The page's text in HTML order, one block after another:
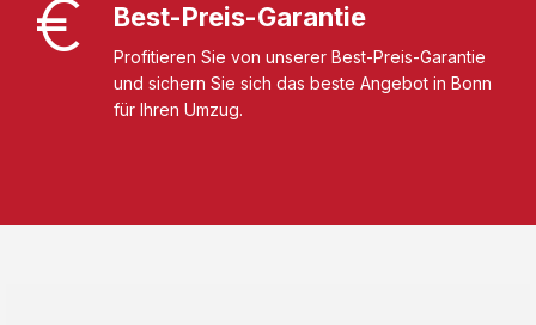
Best-Preis-Garantie
Profitieren Sie von unserer Best-Preis-Garantie
und sichern Sie sich das beste Angebot in Bonn
für Ihren Umzug.